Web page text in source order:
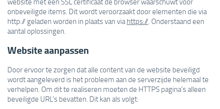
onbeveiligde items. Dit wordt veroorzaakt door elementen die via
http:// geladen worden in plaats van viahttps://. Onderstaand een
aantal oplossingen.
Website aanpassen
Door ervoor te zorgen dat alle content van de website beveiligd
wordt aangeleverd is het probleem aan de serverzijde helemaal te
verhelpen. Om dit te realiseren moeten de HTTPS pagina's alleen
beveiligde URL's bevatten. Dit kan als volgt: